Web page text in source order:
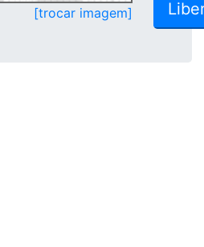
[trocar imagem]